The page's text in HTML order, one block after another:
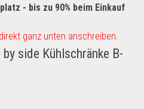
- bis zu 90% beim Einkauf
ganz unten anschreiben.
side Kühlschränke B-